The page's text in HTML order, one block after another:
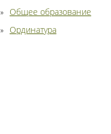
Общее образование
Ординатура